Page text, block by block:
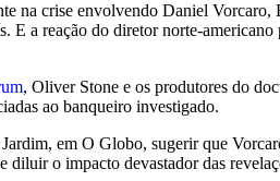
na crise envolvendo Daniel
E a reação do diretor norte-
, Oliver Stone e os produtores do
ao banqueiro investigado.
em O Globo, sugerir que
diluir o impacto devastador das